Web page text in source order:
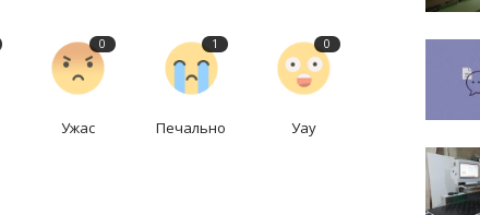
0
Ужас
1
Печально
0
Уау